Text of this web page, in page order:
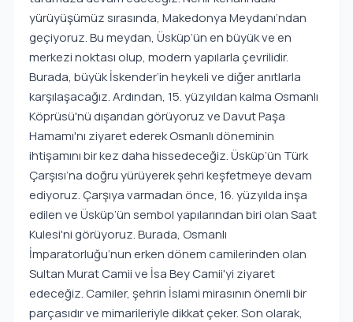
yürüyüşümüz sırasında, Makedonya Meydanı’ndan
geçiyoruz. Bu meydan, Üsküp’ün en büyük ve en
merkezi noktası olup, modern yapılarla çevrilidir.
Burada, büyük İskender’in heykeli ve diğer anıtlarla
karşılaşacağız. Ardından, 15. yüzyıldan kalma Osmanlı
Köprüsü'nü dışarıdan görüyoruz ve Davut Paşa
Hamamı'nı ziyaret ederek Osmanlı döneminin
ihtişamını bir kez daha hissedeceğiz. Üsküp’ün Türk
Çarşısı’na doğru yürüyerek şehri keşfetmeye devam
ediyoruz. Çarşıya varmadan önce, 16. yüzyılda inşa
edilen ve Üsküp’ün sembol yapılarından biri olan Saat
Kulesi'ni görüyoruz. Burada, Osmanlı
İmparatorluğu’nun erken dönem camilerinden olan
Sultan Murat Camii ve İsa Bey Camii'yi ziyaret
edeceğiz. Camiler, şehrin İslami mirasının önemli bir
parçasıdır ve mimarileriyle dikkat çeker. Son olarak,